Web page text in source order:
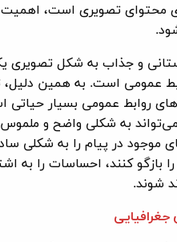
محتوای تصویری است،
و جذاب به شکل تصویری
عمومی است. به همین دلیل،
روابط عمومی بسیار حیاتی
به شکلی واضح و ملموس
موجود در پیام را به شکلی
بازگو کنند، احساسات را به
شوند.
جغرافیایی